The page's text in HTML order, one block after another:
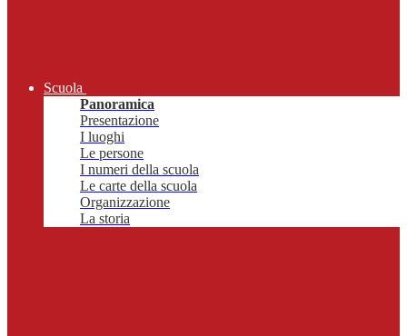
Scuola
Panoramica
Presentazione
I luoghi
Le persone
I numeri della scuola
Le carte della scuola
Organizzazione
La storia